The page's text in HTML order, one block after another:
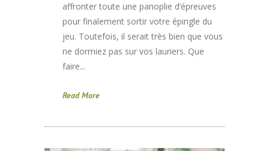
affronter toute une panoplie d’épreuves
pour finalement sortir votre épingle du
jeu. Toutefois, il serait très bien que vous
ne dormiez pas sur vos lauriers. Que
faire...
Read More